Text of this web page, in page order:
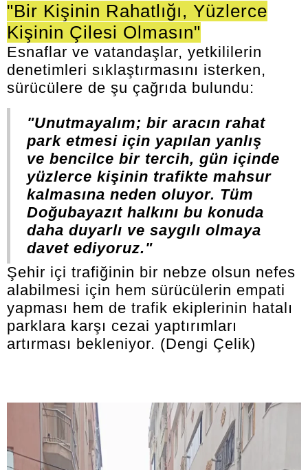
"Bir Kişinin Rahatlığı, Yüzlerce
Kişinin Çilesi Olmasın"
Esnaflar ve vatandaşlar, yetkililerin
denetimleri sıklaştırmasını isterken,
sürücülere de şu çağrıda bulundu:
"Unutmayalım; bir aracın rahat
park etmesi için yapılan yanlış
ve bencilce bir tercih, gün içinde
yüzlerce kişinin trafikte mahsur
kalmasına neden oluyor. Tüm
Doğubayazıt halkını bu konuda
daha duyarlı ve saygılı olmaya
davet ediyoruz."
Şehir içi trafiğinin bir nebze olsun nefes
alabilmesi için hem sürücülerin empati
yapması hem de trafik ekiplerinin hatalı
parklara karşı cezai yaptırımları
artırması bekleniyor. (Dengi Çelik)